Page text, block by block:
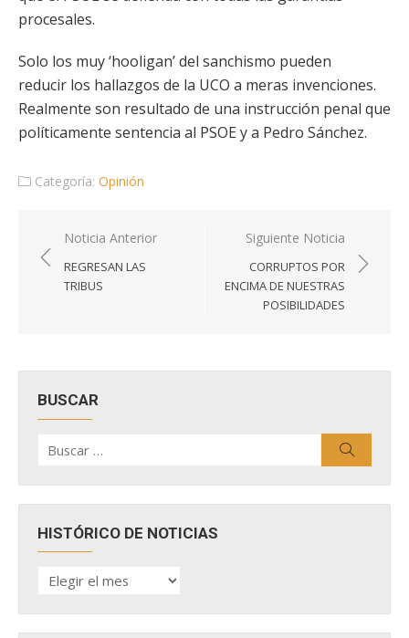
procesales.
Solo los muy ‘hooligan’ del sanchismo pueden
reducir los hallazgos de la UCO a meras invenciones.
Realmente son resultado de una instrucción penal que
políticamente sentencia al PSOE y a Pedro Sánchez.
Categoría: Opinión
Navegación
de
entradas
Noticia Anterior
REGRESAN LAS
TRIBUS
Siguiente Noticia
CORRUPTOS POR
ENCIMA DE NUESTRAS
POSIBILIDADES
BUSCAR
por:
HISTÓRICO DE NOTICIAS
HISTÓRICO
DE